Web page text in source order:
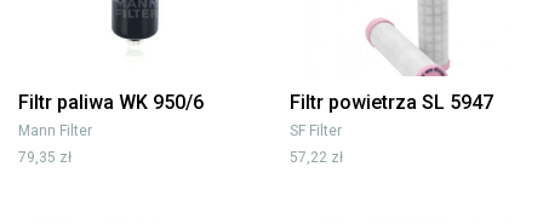
Filtr paliwa WK 950/6
Mann Filter
79,35 zł
Filtr powietrza SL 5947
SF Filter
57,22 zł